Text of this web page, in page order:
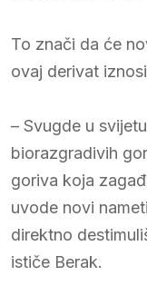
To znači da će
ovaj derivat
– Svugde u
biorazgradivih
goriva koja
uvode novi
direktno
ističe Berak.